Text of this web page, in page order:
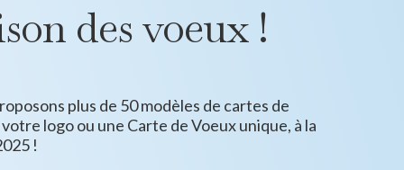
des voeux !
plus de 50 modèles de cartes de
logo ou une Carte de Voeux unique, à la
!